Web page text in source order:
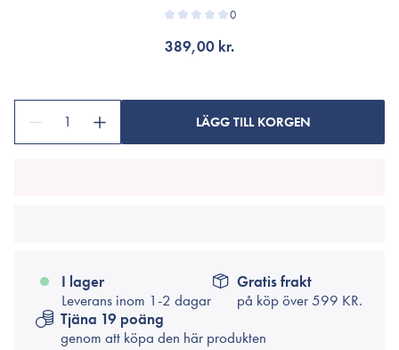
0
389,00 kr.
1 LÄGG TILL KORGEN
I lager
Leverans inom 1-2 dagar
Gratis frakt
på köp över599 KR.
Tjäna 19 poäng
genom att köpa den här produkten